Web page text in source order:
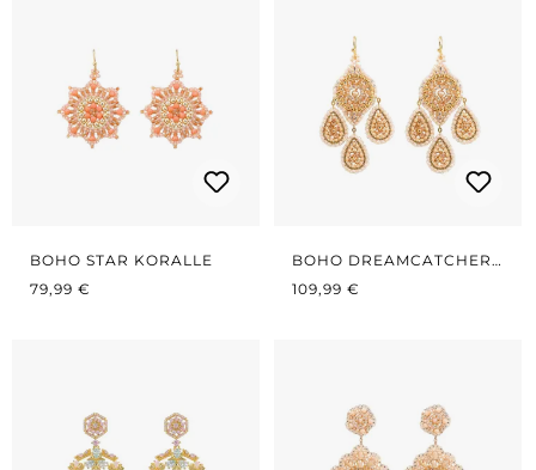
BOHO STAR KORALLE
REGULÄRER PREIS:
79,99 €
BOHO DREAMCATCHER
NUDE/GOLD
REGULÄRER PREIS:
109,99 €